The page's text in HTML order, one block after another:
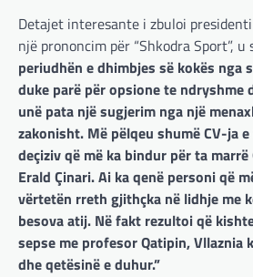
Detajet interesante i zbuloi
një prononcim për “Shkodra Sport”, u
periudhën e dhimbjes së kokës nga
duke parë për opsione te ndryshme
unë pata një sugjerim nga një
zakonisht. Më pëlqeu shumë CV-ja
deçiziv që më ka bindur për ta
Erald Çinari. Ai ka qenë personi që
vërtetën rreth gjithçka në lidhje me
besova atij. Në fakt rezultoi që
sepse me profesor Qatipin, Vllaznia
dhe qetësinë e duhur.”